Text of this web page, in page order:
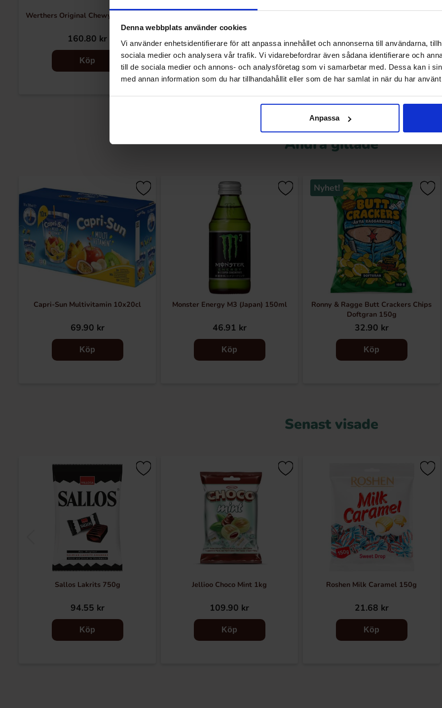
Denna webbplats använder cookies
Vi använder enhetsidentifierare för att anpassa innehållet och annonserna till användarna,
sociala medier och analysera vår trafik. Vi vidarebefordrar även sådana identifierare och
till de sociala medier och annons- och analysföretag som vi samarbetar med. Dessa kan i
med annan information som du har tillhandahållit eller som de har samlat in när du har
Anpassa
Werthers Original Chewy Toffee 1kg
160.80 kr
Köp
132.40 kr
Köp
113.47 kr
Köp
Andra gillade
Capri-Sun Multivitamin 10x20cl
69.90 kr
Köp
Monster Energy M3 (Japan) 150ml
46.91 kr
Köp
Nyhet!
Ronny & Ragge Butt Crackers Chips
Doftgran 150g
32.90 kr
Köp
Senast visade
Sallos Lakrits 750g
94.55 kr
Köp
Jellioo Choco Mint 1kg
109.90 kr
Köp
Roshen Milk Caramel 150g
21.68 kr
Köp